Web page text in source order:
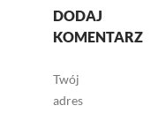
DODAJ
KOMENTARZ
Twój
adres